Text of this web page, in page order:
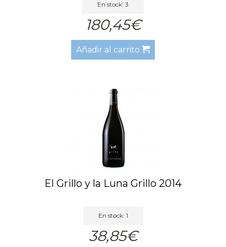
En stock: 3
180,45€
Añadir al carrito
El Grillo y la Luna Grillo 2014
En stock: 1
38,85€